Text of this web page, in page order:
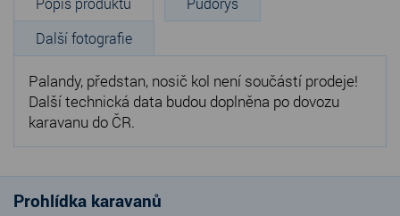
Další fotografie
Palandy, předstan, nosič kol není součástí prodeje!
Další technická data budou doplněna po dovozu
karavanu do ČR.
Prohlídka karavanů